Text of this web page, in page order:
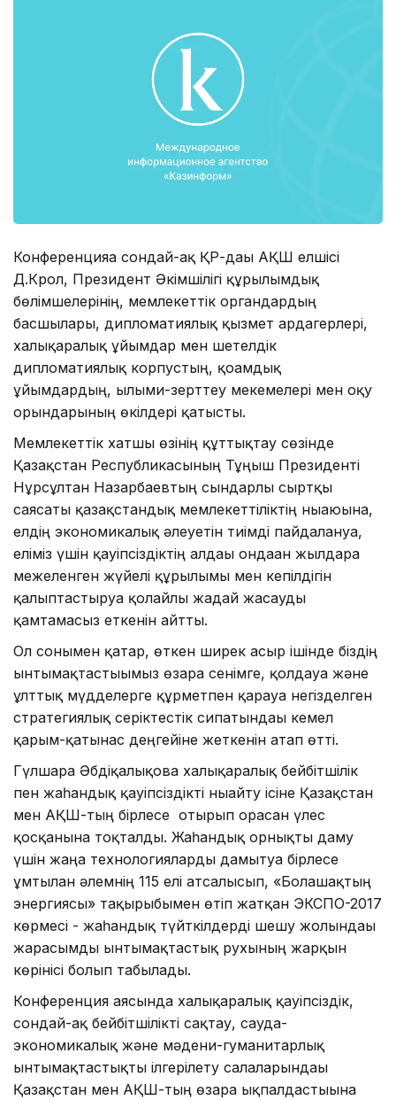
Конференцияға сондай-ақ ҚР-дағы АҚШ елшісі
Д.Крол, Президент Әкімшілігі құрылымдық
бөлімшелерінің, мемлекеттік органдардың
басшылары, дипломатиялық қызмет ардагерлері,
халықаралық ұйымдар мен шетелдік
дипломатиялық корпустың, қоғамдық
ұйымдардың, ғылыми-зерттеу мекемелері мен оқу
орындарының өкілдері қатысты.
Мемлекеттік хатшы өзінің құттықтау сөзінде
Қазақстан Республикасының Тұңғыш Президенті
Нұрсұлтан Назарбаевтың сындарлы сыртқы
саясаты қазақстандық мемлекеттіліктің нығаюына,
елдің экономикалық әлеуетін тиімді пайдалануға,
еліміз үшін қауіпсіздіктің алдағы ондаған жылдарға
межеленген жүйелі құрылымы мен кепілдігін
қалыптастыруға қолайлы жағдай жасауды
қамтамасыз еткенін айтты.
Ол сонымен қатар, өткен ширек ғасыр ішінде біздің
ынтымақтастығымыз өзара сенімге, қолдауға және
ұлттық мүдделерге құрметпен қарауға негізделген
стратегиялық серіктестік сипатындағы кемел
қарым-қатынас деңгейіне жеткенін атап өтті.
Гүлшара Әбдіқалықова халықаралық бейбітшілік
пен жаһандық қауіпсіздікті нығайту ісіне Қазақстан
мен АҚШ-тың бірлесе отырып орасан үлес
қосқанына тоқталды. Жаһандық орнықты даму
үшін жаңа технологияларды дамытуға бірлесе
ұмтылған әлемнің 115 елі атсалысып, «Болашақтың
энергиясы» тақырыбымен өтіп жатқан ЭКСПО-2017
көрмесі - жаһандық түйткілдерді шешу жолындағы
жарасымды ынтымақтастық рухының жарқын
көрінісі болып табылады.
Конференция аясында халықаралық қауіпсіздік,
сондай-ақ бейбітшілікті сақтау, сауда-
экономикалық және мәдени-гуманитарлық
ынтымақтастықты ілгерілету салаларындағы
Қазақстан мен АҚШ-тың өзара ықпалдастығына